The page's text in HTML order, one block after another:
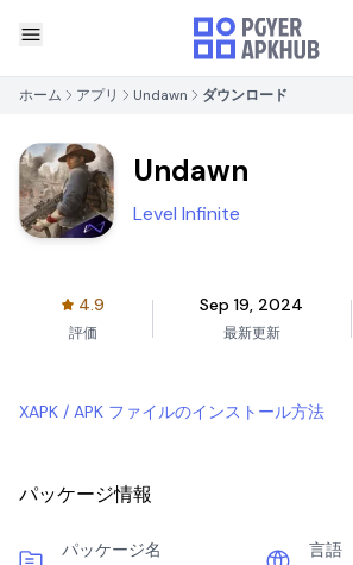
ホーム アプリ Undawn ダウンロード
Undawn
Level Infinite
4.9
評価
Sep 19, 2024
最新更新
XAPK / APK ファイルのインストール方法
パッケージ情報
パッケージ名 言語